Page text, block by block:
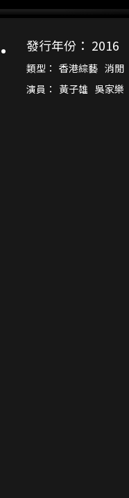
發行年份： 2016
類型： 香港綜藝 消閒
演員： 黃子雄 吳家樂